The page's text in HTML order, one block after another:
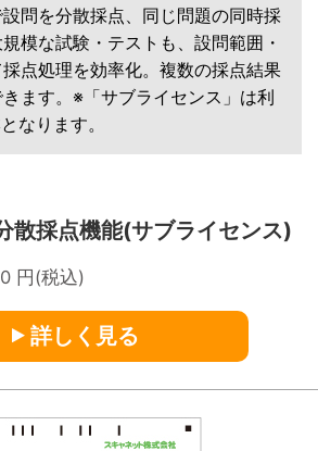
問を分散採点、同じ問題の同時採
模な試験・テストも、設問範囲・
点処理を効率化。複数の採点結果
ます。※「サブライセンス」は利
なります。
散採点機能(サブライセンス)
円(税込)
詳しく見る